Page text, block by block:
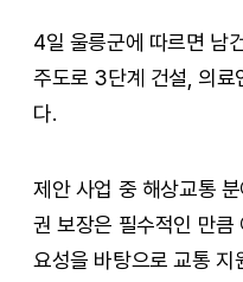
4일 울릉군에 따르면 남
주도로 3단계 건설, 의료
다.
제안 사업 중 해상교통
권 보장은 필수적인 만
요성을 바탕으로 교통 지